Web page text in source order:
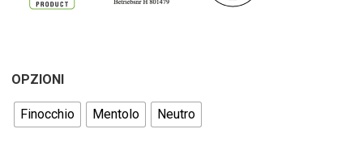
OPZIONI
Finocchio Mentolo Neutro